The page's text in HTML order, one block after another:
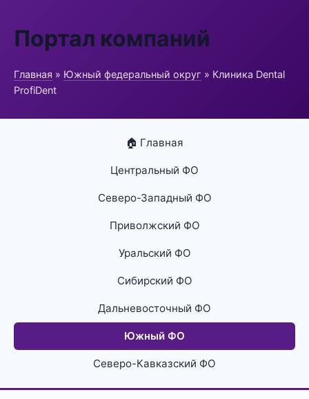
Портал компаний
Главная » Южный федеральный округ » Клиника Dental
ProfiDent
🏠 Главная
Центральный ФО
Северо-Западный ФО
Приволжский ФО
Уральский ФО
Сибирский ФО
Дальневосточный ФО
Южный ФО
Северо-Кавказский ФО